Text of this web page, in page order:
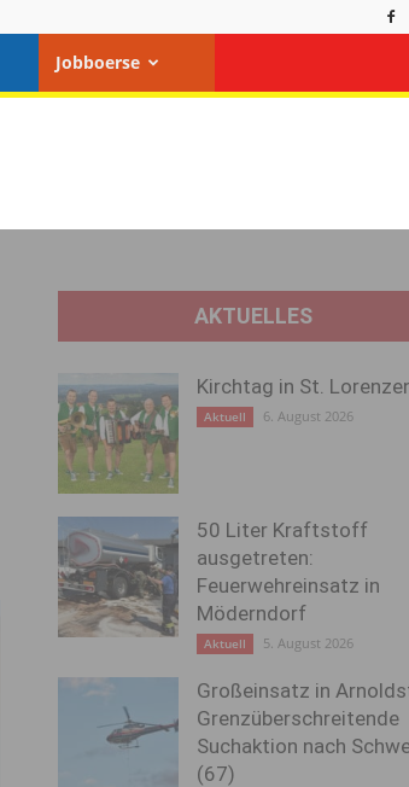
Jobboerse
AKTUELLES
Kirchtag in St.
Aktuell 6. August 2026
50 Liter Kraftstoff
ausgetreten:
Feuerwehreinsatz in
Möderndorf
Aktuell 5. August 2026
Großeinsatz in
Grenzüberschreitende
Suchaktion nach
(67)